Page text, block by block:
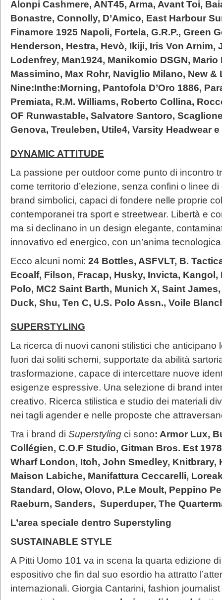
Alonpi Cashmere, ANT45, Arma, Avant Toi,
Bonastre, Connolly, D’Amico, East Harbour
Finamore 1925 Napoli, Fortela, G.R.P., Green
Henderson, Hestra, Hevò, Ikiji, Iris Von Arnim,
Lodenfrey, Man1924, Manikomio DSGN,
Massimino, Max Rohr, Naviglio Milano, New &
Nine:Inthe:Morning, Pantofola D’Oro 1886,
Premiata, R.M. Williams, Roberto Collina,
OF Runwastable, Salvatore Santoro,
Genova, Treuleben, Utile4, Varsity Headwear e
DYNAMIC ATTITUDE
La passione per outdoor come punto di incontro
come territorio d’elezione, senza confini o linee
brand simbolici, capaci di fondere nelle proprie
contemporanei tra sport e streetwear. Libertà e
ma si declinano in un design elegante,
innovativo ed energico, con un’anima
Ecco alcuni nomi: 24 Bottles, ASFVLT, B.
Ecoalf, Filson, Fracap, Husky, Invicta, Kangol,
Polo, MC2 Saint Barth, Munich X, Saint
Duck, Shu, Ten C, U.S. Polo Assn., Voile
SUPERSTYLING
La ricerca di nuovi canoni stilistici che anticipano
fuori dai soliti schemi, supportate da abilità
trasformazione, capace di intercettare nuove
esigenze espressive. Una selezione di brand
creativo. Ricerca stilistica e studio dei materiali
nei tagli agender e nelle proposte che
Tra i brand di Superstyling ci sono: Armor Lux,
Collégien, C.O.F Studio, Gitman Bros. Est
Wharf London, Itoh, John Smedley, Knitbrary,
Maison Labiche, Manifattura Ceccarelli,
Standard, Olow, Olovo, P.Le Moult, Peppino
Raeburn, Sanders, Superduper, The
L’area speciale dentro Superstyling
SUSTAINABLE STYLE
A Pitti Uomo 101 va in scena la quarta edizione
espositivo che fin dal suo esordio ha attratto
internazionali. Giorgia Cantarini, fashion